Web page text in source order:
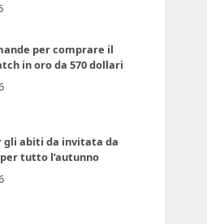
per comprare il
in oro da 570 dollari
gli abiti da invitata da
tutto l’autunno